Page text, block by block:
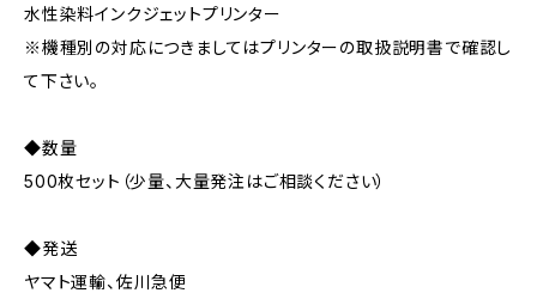
水性染料インクジェットプリンター
※機種別の対応につきましてはプリンターの取扱説明書で確認し
て下さい。
◆数量
500枚セット（少量、大量発注はご相談ください）
◆発送
ヤマト運輸、佐川急便